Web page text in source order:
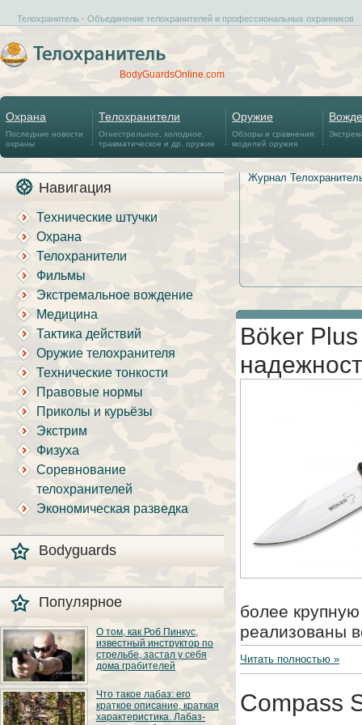
Телохранитель - Объединение телохранителей и профессиональных охранников
BodyGuardsOnline.com
Охрана
Последние новости
охраны
Телохранители
Огнестрельное, холодное,
травматическое и др. оружие
Оружие
Обзоры и сравнения
моделей оружия
Навигация
Технические штучки
Охрана
Телохранители
Фильмы
Экстремальное вождение
Медицина
Тактика действий
Оружие телохранителя
Технические тонкости
Правовые нормы
Приколы и курьёзы
Экстрим
Физуха
Соревнование
телохранителей
Экономическая разведка
Bodyguards
Популярное
О том, как Роб Пинкус,
известный инструктор по
стрельбе, застал у себя
дома грабителей
Вот вы всё говорите:
«В США круто, там
можно любого
постороннего в своём
Что такое лабаз: его
краткое описание, краткая
характеристика. Лабаз-
Журнал
Böker
более
реализованы
Читать полностью »
Compass